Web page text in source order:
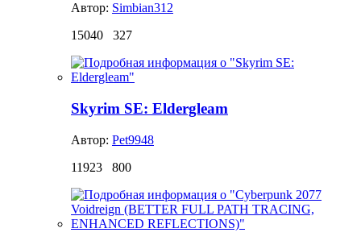
Автор: Simbian312
15040
327
Skyrim SE: Eldergleam
Автор: Pet9948
11923
800